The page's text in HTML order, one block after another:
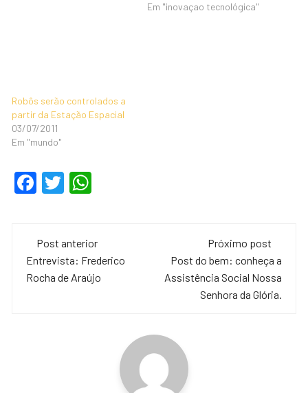
Em "inovaçao tecnológica"
Robôs serão controlados a
partir da Estação Espacial
03/07/2011
Em "mundo"
F
e
b
T
er s
A
p
Navegação
de
Post anterior
Entrevista: Frederico
Rocha de Araújo
Próximo post
Post do bem: conheça a
Assistência Social Nossa
Senhora da Glória.